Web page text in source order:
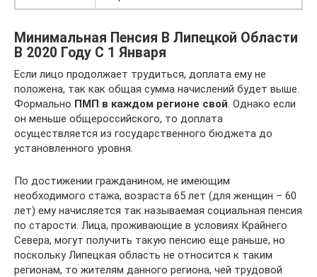
Минимальная Пенсия В Липецкой Области
В 2020 Году С 1 Января
Если лицо продолжает трудиться, доплата ему не
положена, так как общая сумма начислений будет выше.
Формально ПМП в каждом регионе свой . Однако если
он меньше общероссийского, то доплата
осуществляется из государственного бюджета до
установленного уровня.
По достижении гражданином, не имеющим
необходимого стажа, возраста 65 лет (для женщин – 60
лет) ему начисляется так называемая социальная пенсия
по старости. Лица, проживающие в условиях Крайнего
Севера, могут получить такую пенсию еще раньше, но
поскольку Липецкая область не относится к таким
регионам, то жителям данного региона, чей трудовой